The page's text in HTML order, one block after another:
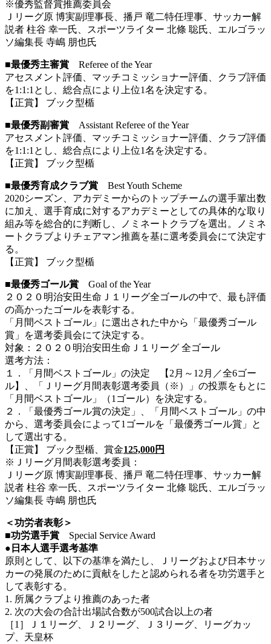
※優秀監督賞推薦委員会
Ｊリーグ原 博実副理事長、播戸 竜二特任理事、サッカー解
説者 柱谷 幸一氏、スポーツライター 北條 聡氏、エルゴラッ
ソ編集長 寺嶋 朋也氏
■最優秀主審賞 Referee of the Year
アセスメント評価、マッチコミッショナー評価、クラブ評価
を1:1:1とし、総合点により上位1名を決定する。
【正賞】 ブック型楯
■最優秀副審賞 Assistant Referee of the Year
アセスメント評価、マッチコミッショナー評価、クラブ評価
を1:1:1とし、総合点により上位1名を決定する。
【正賞】 ブック型楯
■最優秀育成クラブ賞 Best Youth Scheme
2020シーズン、アカデミーからのトップチームの選手輩出数
に加え、選手育成に対するアカデミーとしての具体的な取り
組み等を総合的に判断し、ノミネートクラブを選出。ノミネ
ートクラブよりチェアマン推薦を基に選考委員会にて決定す
る。
【正賞】 ブック型楯
■最優秀ゴール賞 Goal of the Year
２０２０明治安田生命Ｊ１リーグ全ゴールの中で、最も評価
の高かったゴールを表彰する。
「月間ベストゴール」に選出された中から「最優秀ゴール
賞」を選考委員会にて決定する。
対象：２０２０明治安田生命Ｊ１リーグ 全ゴール
選考方法：
１．「月間ベストゴール」の決定 【2月～12月／全6ゴー
ル】、「Ｊリーグ月間表彰選考委員（※）」の投票をもとに
「月間ベストゴール」（1ゴール）を決定する。
２．「最優秀ゴール賞の決定」、「月間ベストゴール」の中
から、選考委員会によって1ゴールを「最優秀ゴール賞」と
して選出する。
【正賞】 ブック型楯、賞金125,000円
※Ｊリーグ月間表彰選考委員：
Ｊリーグ原 博実副理事長、播戸 竜二特任理事、サッカー解
説者 柱谷 幸一氏、スポーツライター 北條 聡氏、エルゴラッ
ソ編集長 寺嶋 朋也氏
＜功労者表彰＞
■功労選手賞 Special Service Award
●日本人選手選考基準
原則として、以下の基準を満たし、Ｊリーグおよび日本サッ
カーの発展のために貢献をしたと認められる者を功労選手と
して表彰する。
1. 所属クラブより推薦のあった者
2. 次の大会の合計出場試合数が500試合以上の者
［1］Ｊ１リーグ、Ｊ２リーグ、Ｊ３リーグ、リーグカッ
プ、天皇杯